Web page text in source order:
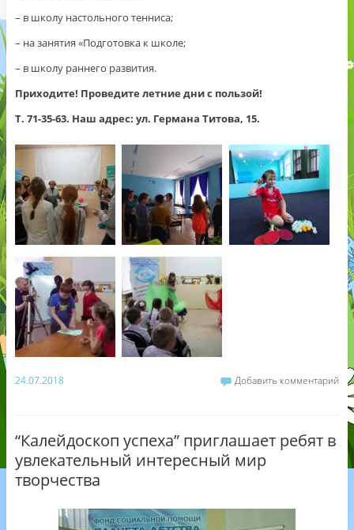
– в школу настольного тенниса;
– на занятия «Подготовка к школе;
– в школу раннего развития.
Приходите! Проведите летние дни с пользой!
Т. 71-35-63. Наш адрес: ул. Германа Титова, 15.
24.07.2018 Добавить комментарий
“Калейдоскоп успеха” приглашает ребят в
увлекательный интересный мир
творчества